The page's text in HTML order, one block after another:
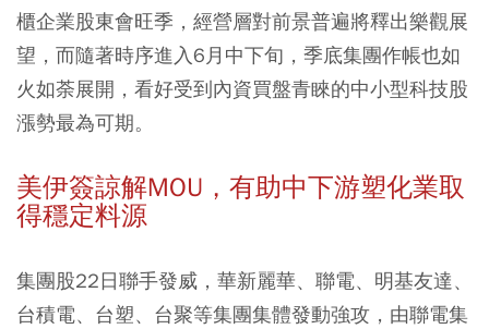
櫃企業股東會旺季，經營層對前景普遍將釋出樂觀展
望，而隨著時序進入6月中下旬，季底集團作帳也如
火如荼展開，看好受到內資買盤青睞的中小型科技股
漲勢最為可期。
美伊簽諒解MOU，有助中下游塑化業取
得穩定料源
集團股22日聯手發威，華新麗華、聯電、明基友達、
台積電、台塑、台聚等集團集體發動強攻，由聯電集